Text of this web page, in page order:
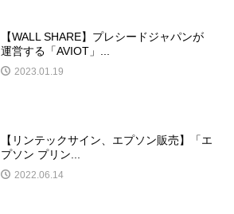
【WALL SHARE】プレシードジャパンが
運営する「AVIOT」...
2023.01.19
【リンテックサイン、エプソン販売】「エ
プソン プリン...
2022.06.14